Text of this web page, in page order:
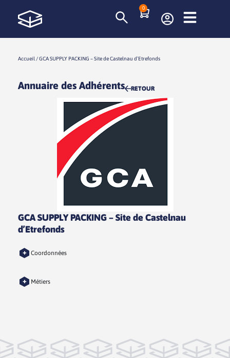
0
Accueil /GCA SUPPLY PACKING – Site de Castelnau d’Etrefonds
Annuaire des Adhérents RETOUR
GCA SUPPLY PACKING – Site de Castelnau
d’Etrefonds
Coordonnées
+
Métiers
+